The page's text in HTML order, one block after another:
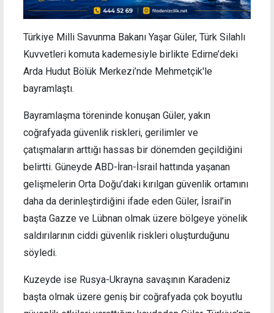
Türkiye Milli Savunma Bakanı Yaşar Güler, Türk Silahlı
Kuvvetleri komuta kademesiyle birlikte Edirne’deki
Arda Hudut Bölük Merkezi’nde Mehmetçik'le
bayramlaştı.
Bayramlaşma töreninde konuşan Güler, yakın
coğrafyada güvenlik riskleri, gerilimler ve
çatışmaların arttığı hassas bir dönemden geçildiğini
belirtti. Güneyde ABD-İran-İsrail hattında yaşanan
gelişmelerin Orta Doğu’daki kırılgan güvenlik ortamını
daha da derinleştirdiğini ifade eden Güler, İsrail’in
başta Gazze ve Lübnan olmak üzere bölgeye yönelik
saldırılarının ciddi güvenlik riskleri oluşturduğunu
söyledi.
Kuzeyde ise Rusya-Ukrayna savaşının Karadeniz
başta olmak üzere geniş bir coğrafyada çok boyutlu